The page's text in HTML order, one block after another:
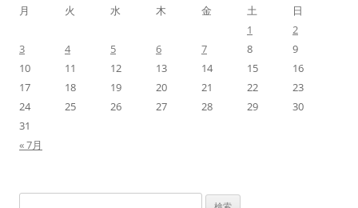
月
火 水 木 金 土
日
1
2
3
4 5 6 7 8
9
10
11 12 13 14 15
16
17
18 19 20 21 22
23
24
25 26 27 28 29
30
31
« 7月